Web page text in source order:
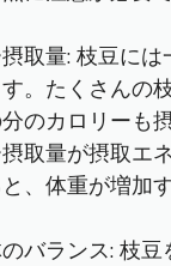
取量: 枝豆に
。たくさんの
のカロリーも
取量が摂取エ
、体重が増加
バランス: 枝